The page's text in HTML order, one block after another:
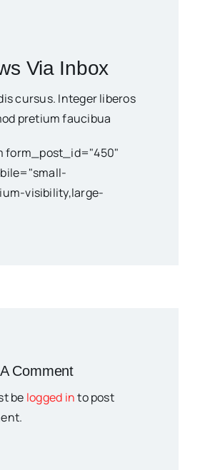
Via Inbox
cursus. Integer liberos
pretium faucibua
form_post_id="450"
visibility,large-
Comment
be logged into post